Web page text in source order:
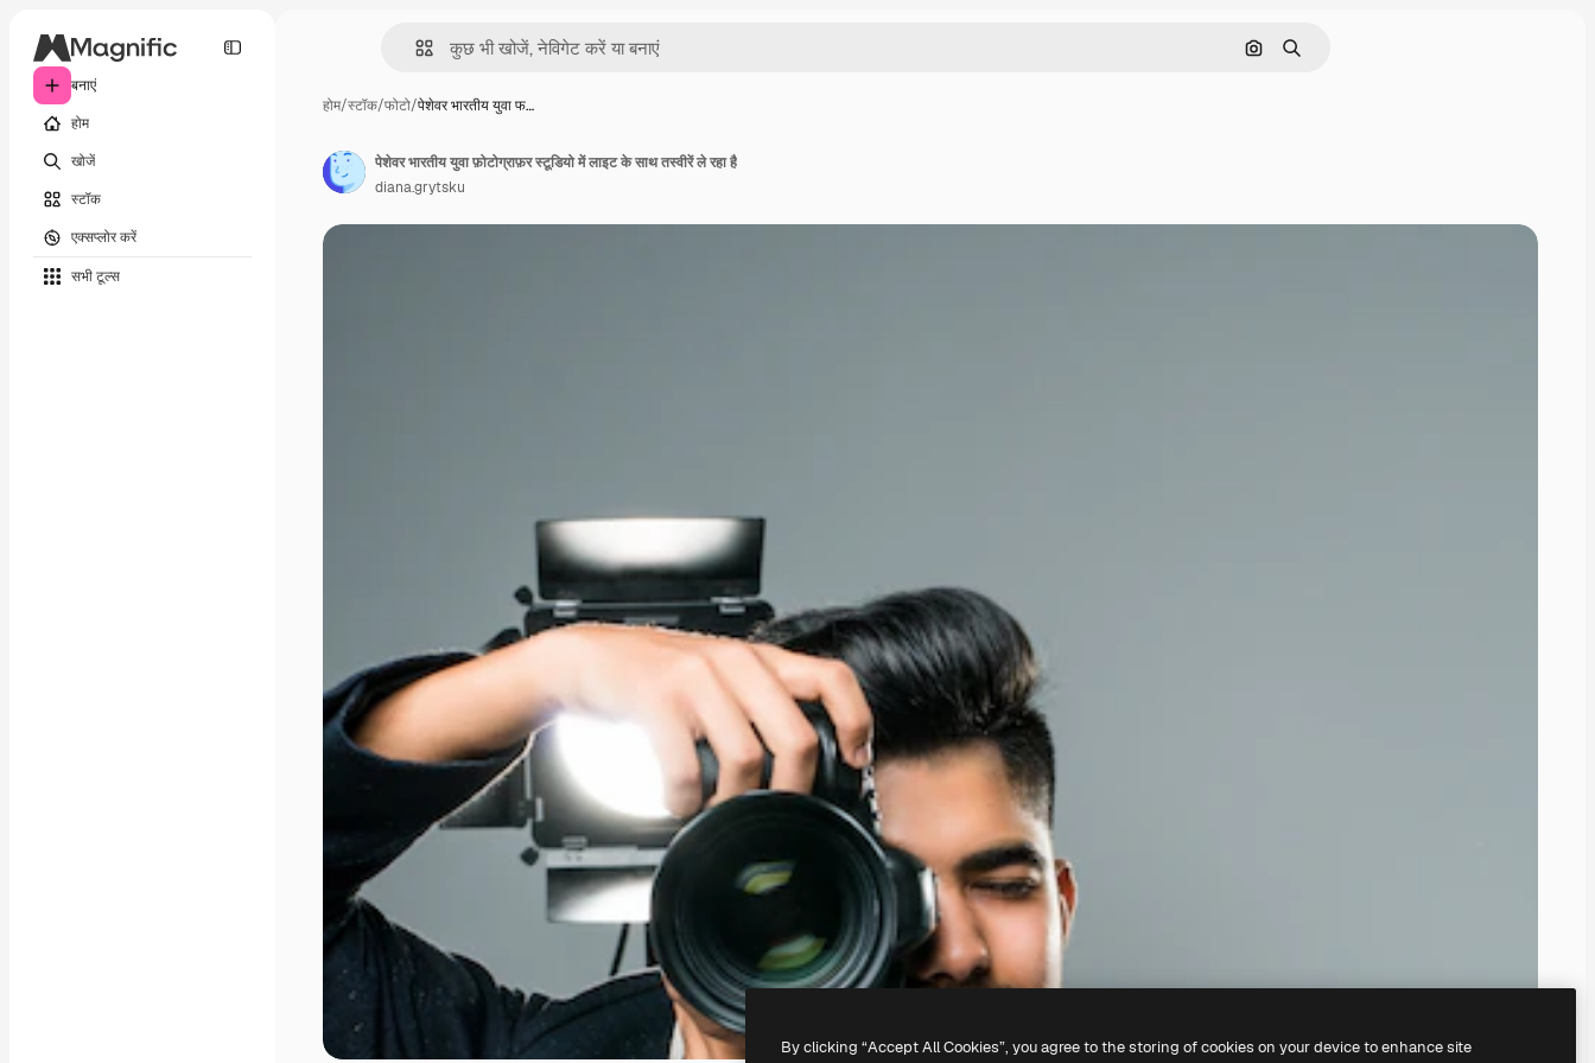
बनाएं
होम
खोजें
स्टॉक
एक्सप्लोर करें
सभी टूल्‍स
इमेज से खोजें
खोजें
होम/स्टॉक/फोटो/पेशेवर भारतीय युवा फ…
पेशेवर भारतीय युवा फ़ोटोग्राफ़र स्टूडियो में लाइट के साथ तस्वीरें ले रहा है
diana.grytsku
By clicking “Accept All Cookies”, you agree to the storing of cookies on your device to enhance site